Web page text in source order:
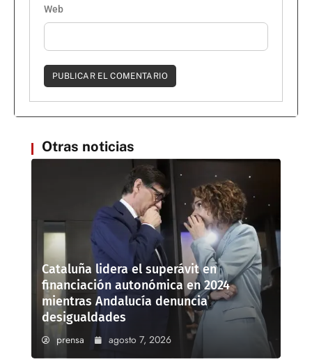
Web
Otras noticias
Cataluña lidera el superávit en
financiación autonómica en 2024
mientras Andalucía denuncia
desigualdades
prensa agosto 7, 2026